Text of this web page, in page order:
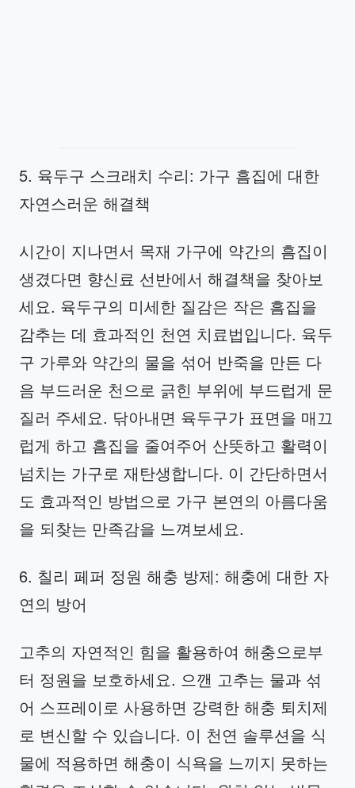
5. 육두구 스크래치 수리: 가구 흠집에 대한
자연스러운 해결책
시간이 지나면서 목재 가구에 약간의 흠집이
생겼다면 향신료 선반에서 해결책을 찾아보
세요. 육두구의 미세한 질감은 작은 흠집을
감추는 데 효과적인 천연 치료법입니다. 육두
구 가루와 약간의 물을 섞어 반죽을 만든 다
음 부드러운 천으로 긁힌 부위에 부드럽게 문
질러 주세요. 닦아내면 육두구가 표면을 매끄
럽게 하고 흠집을 줄여주어 산뜻하고 활력이
넘치는 가구로 재탄생합니다. 이 간단하면서
도 효과적인 방법으로 가구 본연의 아름다움
을 되찾는 만족감을 느껴보세요.
6. 칠리 페퍼 정원 해충 방제: 해충에 대한 자
연의 방어
고추의 자연적인 힘을 활용하여 해충으로부
터 정원을 보호하세요. 으깬 고추는 물과 섞
어 스프레이로 사용하면 강력한 해충 퇴치제
로 변신할 수 있습니다. 이 천연 솔루션을 식
물에 적용하면 해충이 식욕을 느끼지 못하는